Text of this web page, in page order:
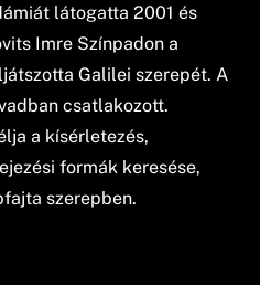
látogatta 2001 és
Imre Színpadon a
Galilei szerepét. A
csatlakozott.
a kísérletezés,
formák keresése,
szerepben.